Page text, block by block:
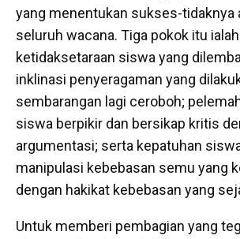
yang menentukan sukses-tidaknya
seluruh wacana. Tiga pokok itu
ketidaksetaraan siswa yang
inklinasi penyeragaman yang
sembarangan lagi ceroboh;
siswa berpikir dan bersikap kritis
argumentasi; serta kepatuhan
manipulasi kebebasan semu yang
dengan hakikat kebebasan yang
Untuk memberi pembagian yang